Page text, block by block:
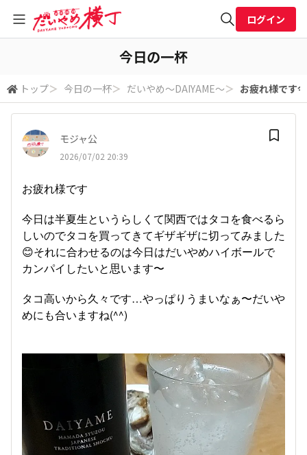
検索
ログイン
今日の一杯
トップ＞ 今日の一杯＞ だいやめ～DAIYAME～＞ お疲れ様です
モジャ公
2026/07/02 20:39
お疲れ様です
今日は半夏生というらしくて関西ではタコを食べるら
しいのでタコを買ってきてギザギザに切ってみました
😊それに合わせるのは今日はだいやめハイボールで
カンパイしたいと思います〜
タコ高いから久々です…やっぱりうまいなぁ〜だいや
めにも合いますね(^^)